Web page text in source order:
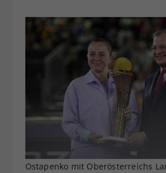
Ostapenko mit Oberösterreichs